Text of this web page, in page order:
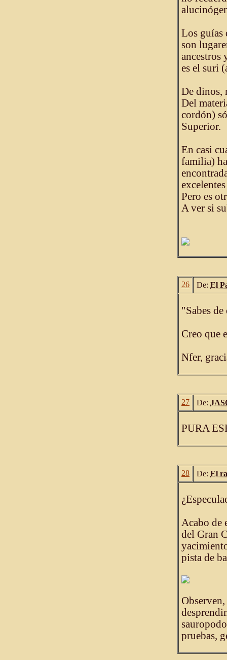
Los guías
son
ancestros
es el suri
De dinos,
Del
cordón)
Superior.
En casi
familia)
Pero es
A ver si
26 De: El
"Sabes
Creo que
Nfer,
27 De:
PURA
28 De: El
Acabo de
del Gran
pista de
pruebas,